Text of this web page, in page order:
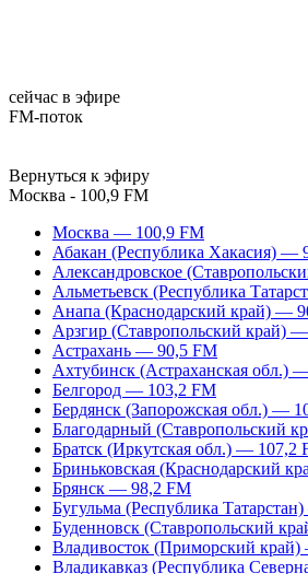
сейчас в эфире
FM-поток
Вернуться к эфиру
Москва - 100,9 FM
Москва — 100,9 FM
Абакан (Республика Хакасия) —
Александровское
Альметьевск (Республика
Анапа (Краснодарский край) —
Арзгир (Ставропольский край)
Астрахань — 90,5 FM
Ахтубинск (Астраханская обл.)
Белгород — 103,2 FM
Бердянск (Запорожская обл.) —
Благодарный (Ставропольский
Братск (Иркутская обл.) — 107,2
Бриньковская (Краснодарский
Брянск — 98,2 FM
Бугульма (Республика
Буденновск (Ставропольский
Владивосток (Приморский
Владикавказ (Республика